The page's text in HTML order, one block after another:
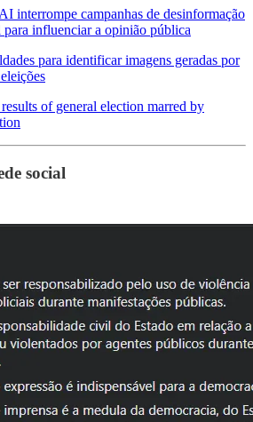
interrompe campanhas de desinformação
para influenciar a opinião pública
para identificar imagens geradas por
of general election marred by
social